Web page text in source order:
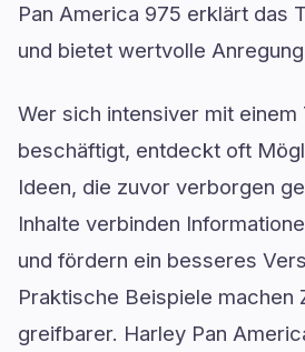
Pan America 975 erklärt das
und bietet wertvolle
Wer sich intensiver mit einem
beschäftigt, entdeckt oft
Ideen, die zuvor verborgen
Inhalte verbinden
und fördern ein besseres
Praktische Beispiele machen
greifbarer. Harley Pan